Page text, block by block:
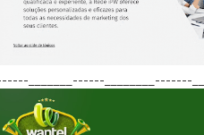
_______------________-------___